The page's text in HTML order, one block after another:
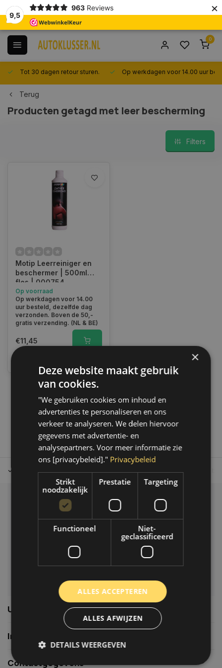
9,5
963 Reviews ×
0
Tot 30 dagen retour sturen. Op werkdagen voor 14.00 uur
Terug
Producten getagd met leer bescherming
Filters
Motip Leerreiniger en
beschermer | 500ml
fles | 000754
Op voorraad
Op werkdagen voor 14.00
uur besteld, dezelfde dag
verzonden. Boven de 50,-
gratis verzending. (NL & BE)
€11,45
1
Tot 30 dagen retour sturen. Op werkdagen voor 14.00 uur
Klantenservice
Veelgestelde vragen
06-39119169
info@autoklusser.nl
Usefull links
Informatie
Contactgegevens
×
Deze website maakt gebruik
van cookies.
"We gebruiken cookies om inhoud en
advertenties te personaliseren en ons
verkeer te analyseren. We delen hiervoor
gegevens met advertentie- en
analysepartners. Voor meer informatie zie
ons [privacybeleid]." Privacybeleid
Strikt
noodzakelijk
Prestatie Targeting
Functioneel
Niet-
geclassificeerd
ALLES ACCEPTEREN
ALLES AFWIJZEN
DETAILS WEERGEVEN